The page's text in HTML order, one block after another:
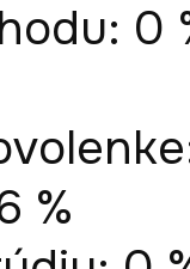
0
%